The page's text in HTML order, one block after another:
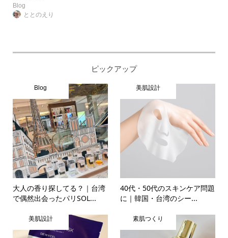
Blog
ととのえり
ピックアップ
Blog
大人の香り探してる？｜台湾
で偶然出会ったパリSOL...
美肌設計
40代・50代のスキンケア問題
に｜韓国・台湾のシー...
美肌設計 素肌つくり